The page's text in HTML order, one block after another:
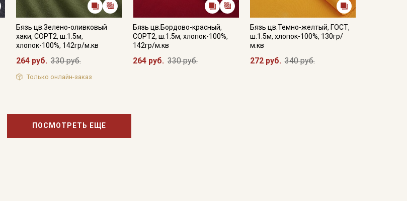
Бязь цв.Зелено-оливковый
хаки, СОРТ2, ш.1.5м,
хлопок-100%, 142гр/м.кв
264 руб. 330 руб.
Только онлайн-заказ
Бязь цв.Бордово-красный,
СОРТ2, ш.1.5м, хлопок-100%,
142гр/м.кв
264 руб. 330 руб.
Бязь цв.Темно-желтый, ГОСТ,
ш.1.5м, хлопок-100%, 130гр/
м.кв
272 руб. 340 руб.
ПОСМОТРЕТЬ ЕЩЕ